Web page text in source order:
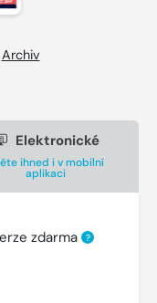
Archiv
Elektronické
ihned i v mobilní
aplikaci
zdarma ?